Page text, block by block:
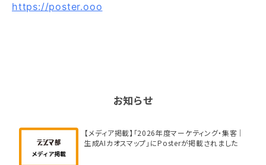
https://poster.ooo
お知らせ
【メディア掲載】「2026年度マーケティング・集客｜
生成AIカオスマップ」にPosterが掲載されました